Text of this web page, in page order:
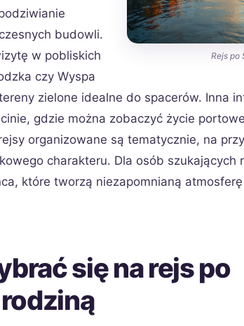
Rejs po
budowli.
w pobliskich
czy Wyspa
zielone idealne do spacerów. Inna
gdzie można zobaczyć życie
organizowane są tematycznie, na
charakteru. Dla osób szukających
które tworzą niezapomnianą
się na rejs po